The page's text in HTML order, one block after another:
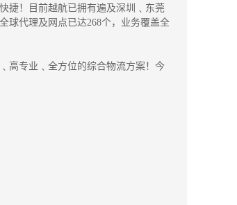
捷！目前越航已拥有遍及深圳﹑东莞
球代理及网点已达268个，业务覆盖全
高专业﹑全方位的综合物流方案！今